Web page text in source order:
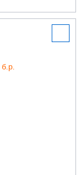
б.р.